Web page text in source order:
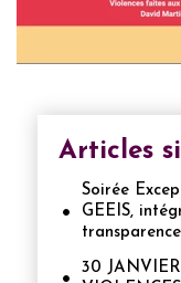
Articles
Soirée
GEEIS,
30